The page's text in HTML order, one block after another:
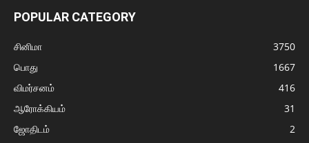
POPULAR CATEGORY
சினிமா
3750
பொது
1667
விமர்சனம்
416
ஆரோக்கியம்
31
ஜோதிடம்
2